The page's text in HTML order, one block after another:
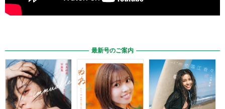
最新号のご案内